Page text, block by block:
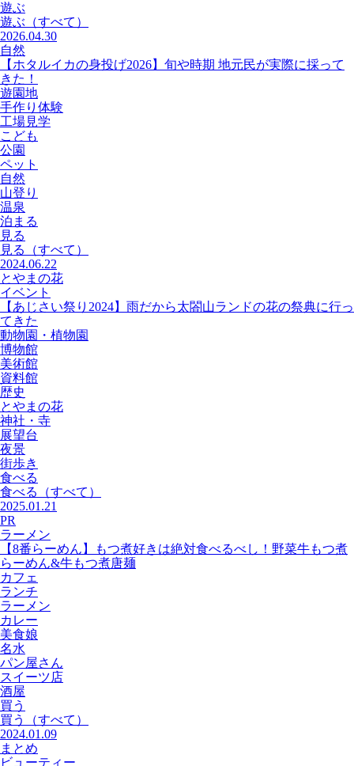
遊ぶ
遊ぶ （すべて）
2026.04.30
自然
【ホタルイカの身投げ2026】旬や時期 地元民が実際に採って
きた！
遊園地
手作り体験
工場見学
こども
公園
ペット
自然
山登り
温泉
泊まる
見る
見る
（すべて）
2024.06.22
とやまの花
イベント
【あじさい祭り2024】雨だから太閤山ランドの花の祭典に行っ
てきた
動物園・植物園
博物館
美術館
資料館
歴史
とやまの花
神社・寺
展望台
夜景
街歩き
食べる
食べる
（すべて）
2025.01.21
PR
ラーメン
【8番らーめん】もつ煮好きは絶対食べるべし！野菜牛もつ煮
らーめん&牛もつ煮唐麺
カフェ
ランチ
ラーメン
カレー
美食娘
名水
パン屋さん
スイーツ店
酒屋
買う
買う
（すべて）
2024.01.09
まとめ
ビューティー